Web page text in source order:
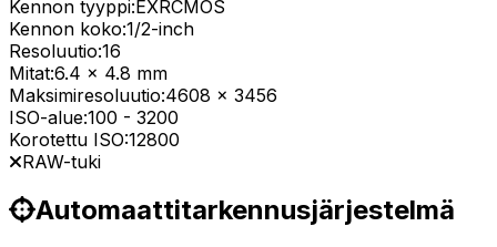
Kennon tyyppi:EXRCMOS
Kennon koko:1/2-inch
Resoluutio:16
Mitat:6.4 x 4.8 mm
Maksimiresoluutio:4608 x 3456
ISO-alue:100 - 3200
Korotettu ISO:12800
RAW-tuki
Automaattitarkennusjärjestelmä